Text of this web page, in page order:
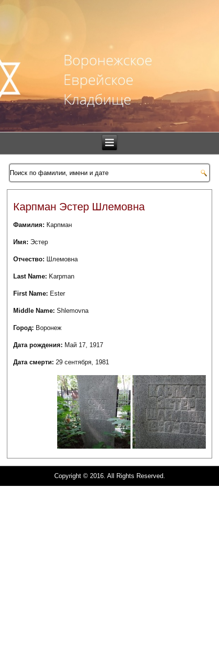
Карпман Эстер Шлемовна
Фамилия: Карпман
Имя: Эстер
Отчество: Шлемовна
Last Name: Karpman
First Name: Ester
Middle Name:Shlemovna
Город: Воронеж
Дата рождения: Май 17, 1917
Дата смерти:29 сентября, 1981
Copyright © 2016. All Rights Reserved.